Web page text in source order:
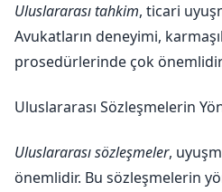
Uluslararası tahkim, ticari
Avukatların deneyimi,
prosedürlerinde çok
Uluslararası Sözleşmelerin
Uluslararası sözleşmeler,
önemlidir. Bu sözleşmelerin